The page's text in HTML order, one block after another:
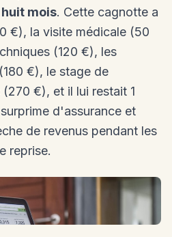
mois. Cette cagnotte a
€), la visite médicale (50
(120 €), les
€), le stage de
€), et il lui restait 1
d'assurance et
de revenus pendant les
reprise.